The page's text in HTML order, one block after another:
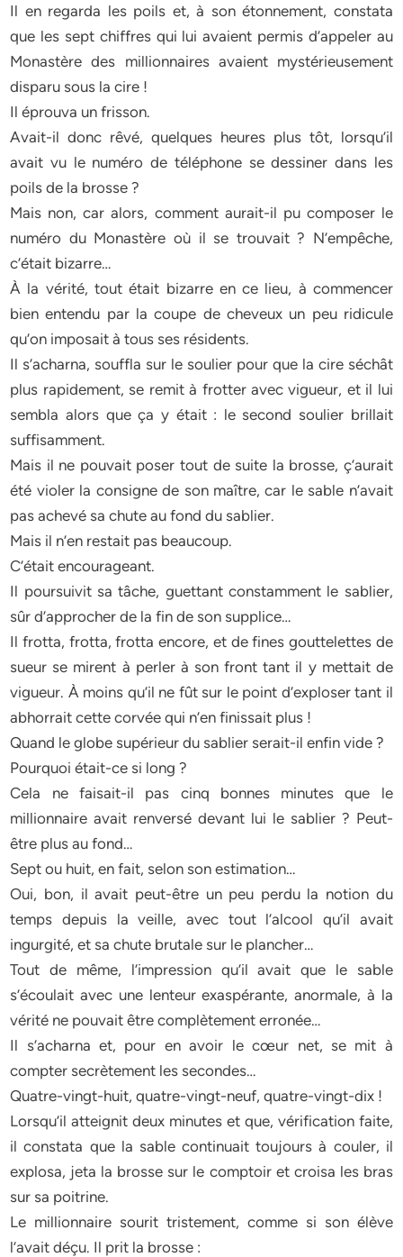
Il en regarda les poils et, à son étonnement, constata
que les sept chiffres qui lui avaient permis d’appeler au
Monastère des millionnaires avaient mystérieusement
disparu sous la cire !
Il éprouva un frisson.
Avait-il donc rêvé, quelques heures plus tôt, lorsqu’il
avait vu le numéro de téléphone se dessiner dans les
poils de la brosse ?
Mais non, car alors, comment aurait-il pu composer le
numéro du Monastère où il se trouvait ? N’empêche,
c’était bizarre…
À la vérité, tout était bizarre en ce lieu, à commencer
bien entendu par la coupe de cheveux un peu ridicule
qu’on imposait à tous ses résidents.
Il s’acharna, souffla sur le soulier pour que la cire séchât
plus rapidement, se remit à frotter avec vigueur, et il lui
sembla alors que ça y était : le second soulier brillait
suffisamment.
Mais il ne pouvait poser tout de suite la brosse, ç’aurait
été violer la consigne de son maître, car le sable n’avait
pas achevé sa chute au fond du sablier.
Mais il n’en restait pas beaucoup.
C’était encourageant.
Il poursuivit sa tâche, guettant constamment le sablier,
sûr d’approcher de la fin de son supplice…
Il frotta, frotta, frotta encore, et de fines gouttelettes de
sueur se mirent à perler à son front tant il y mettait de
vigueur. À moins qu’il ne fût sur le point d’exploser tant il
abhorrait cette corvée qui n’en finissait plus !
Quand le globe supérieur du sablier serait-il enfin vide ?
Pourquoi était-ce si long ?
Cela ne faisait-il pas cinq bonnes minutes que le
millionnaire avait renversé devant lui le sablier ? Peut-
être plus au fond…
Sept ou huit, en fait, selon son estimation…
Oui, bon, il avait peut-être un peu perdu la notion du
temps depuis la veille, avec tout l’alcool qu’il avait
ingurgité, et sa chute brutale sur le plancher…
Tout de même, l’impression qu’il avait que le sable
s’écoulait avec une lenteur exaspérante, anormale, à la
vérité ne pouvait être complètement erronée…
Il s’acharna et, pour en avoir le cœur net, se mit à
compter secrètement les secondes…
Quatre-vingt-huit, quatre-vingt-neuf, quatre-vingt-dix !
Lorsqu’il atteignit deux minutes et que, vérification faite,
il constata que la sable continuait toujours à couler, il
explosa, jeta la brosse sur le comptoir et croisa les bras
sur sa poitrine.
Le millionnaire sourit tristement, comme si son élève
l’avait déçu. Il prit la brosse :